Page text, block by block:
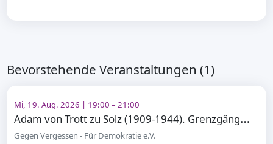
Bevorstehende Veranstaltungen (1)
Mi, 19. Aug. 2026 | 19:00 – 21:00
A
dam von Trott zu Solz (1909-1944). Grenzgänger – Widerstandskämpfer gegen Adolf Hitler
Gegen Vergessen - Für Demokratie e.V.